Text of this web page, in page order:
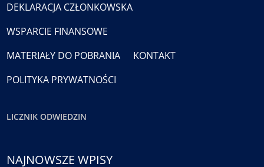
DEKLARACJA CZŁONKOWSKA
WSPARCIE FINANSOWE
MATERIAŁY DO POBRANIA
KONTAKT
POLITYKA PRYWATNOŚCI
LICZNIK ODWIEDZIN
NAJNOWSZE WPISY